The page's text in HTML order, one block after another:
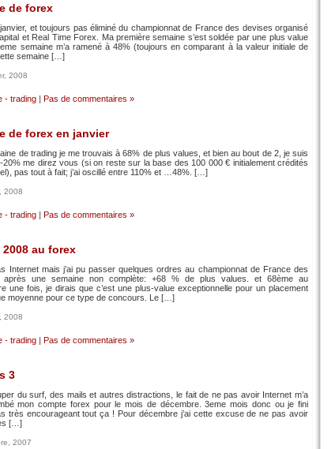
de forex
et toujours pas éliminé du championnat de France des devises organisé
et Real Time Forex. Ma première semaine s’est soldée par une plus value
semaine m’a ramené à 48% (toujours en comparant à la valeur initiale de
semaine […]
2008
- trading | Pas de commentaires »
de forex en janvier
de trading je me trouvais à 68% de plus values, et bien au bout de 2, je suis
me direz vous (si on reste sur la base des 100 000 € initialement crédités
pas tout à fait; j’ai oscillé entre 110% et …48%. […]
2008
- trading | Pas de commentaires »
2008 au forex
Internet mais j’ai pu passer quelques ordres au championnat de France des
après une semaine non complète: +68 % de plus values. et 68ème au
une fois, je dirais que c’est une plus-value exceptionnelle pour un placement
moyenne pour ce type de concours. Le […]
2008
- trading | Pas de commentaires »
3
du surf, des mails et autres distractions, le fait de ne pas avoir Internet m’a
mon compte forex pour le mois de décembre. 3eme mois donc ou je fini
très encourageant tout ça ! Pour décembre j’ai cette excuse de ne pas avoir
[…]
2007